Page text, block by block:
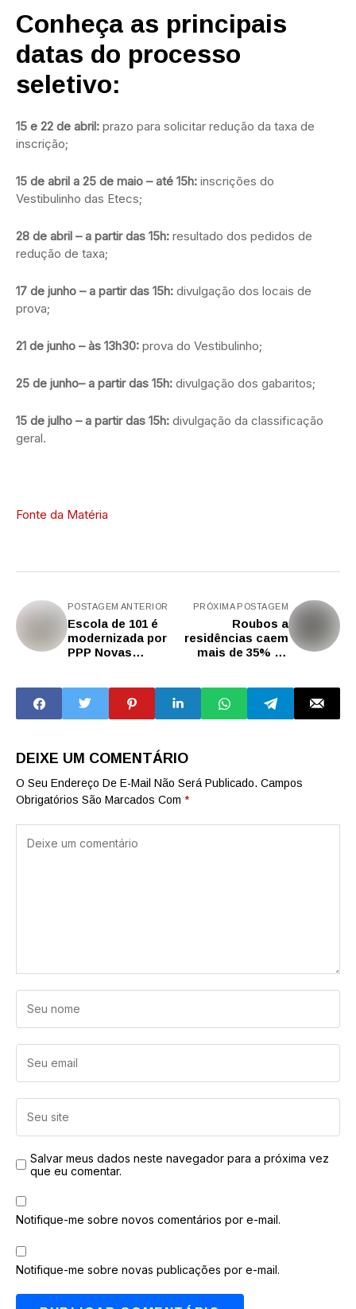
Conheça as principais
datas do processo
seletivo:
15 e 22 de abril: prazo para solicitar redução da taxa de
inscrição;
15 de abril a 25 de maio – até 15h: inscrições do
Vestibulinho das Etecs;
28 de abril – a partir das 15h: resultado dos pedidos de
redução de taxa;
17 de junho – a partir das 15h: divulgação dos locais de
prova;
21 de junho – às 13h30: prova do Vestibulinho;
25 de junho– a partir das 15h: divulgação dos gabaritos;
15 de julho – a partir das 15h: divulgação da classificação
geral.
Fonte da Matéria
POSTAGEM ANTERIOR
Escola de 101 é
modernizada por
PPP Novas
PRÓXIMA POSTAGEM
Roubos a
residências caem
mais de 35% na
2026
DEIXE UM COMENTÁRIO
O Seu Endereço De E-Mail Não Será Publicado. Campos
Obrigatórios São Marcados Com *
Salvar meus dados neste navegador para a próxima vez
que eu comentar.
Notifique-me sobre novos comentários por e-mail.
Notifique-me sobre novas publicações por e-mail.